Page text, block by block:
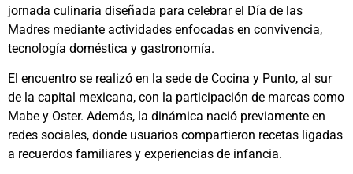
jornada culinaria diseñada para celebrar el Día de las
Madres mediante actividades enfocadas en convivencia,
tecnología doméstica y gastronomía.
El encuentro se realizó en la sede de Cocina y Punto, al sur
de la capital mexicana, con la participación de marcas como
Mabe y Oster. Además, la dinámica nació previamente en
redes sociales, donde usuarios compartieron recetas ligadas
a recuerdos familiares y experiencias de infancia.